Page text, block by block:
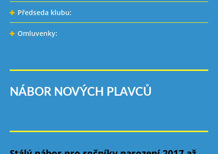
Předseda klubu:
Omluvenky:
NÁBOR NOVÝCH PLAVCŮ